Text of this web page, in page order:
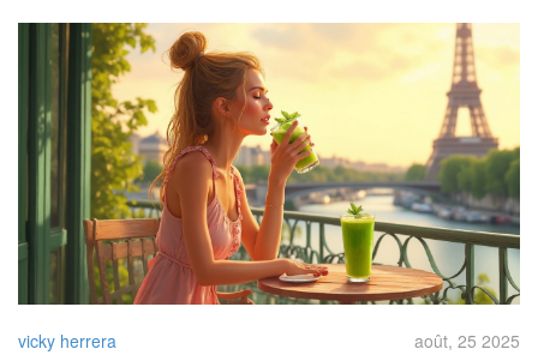
vicky herrera août, 25 2025